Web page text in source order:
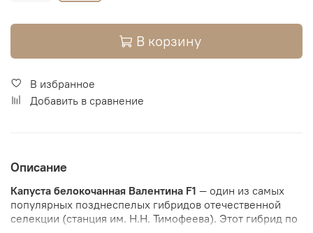
В корзину
В избранное
Добавить в сравнение
Описание
Капуста белокочанная Валентина F1 — один из самых
популярных позднеспелых гибридов отечественной
селекции (станция им. Н.Н. Тимофеева). Этот гибрид по